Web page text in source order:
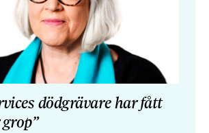
dödgrävare har fått